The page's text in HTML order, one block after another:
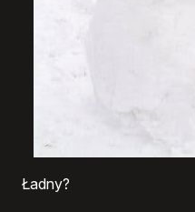
Ładny?